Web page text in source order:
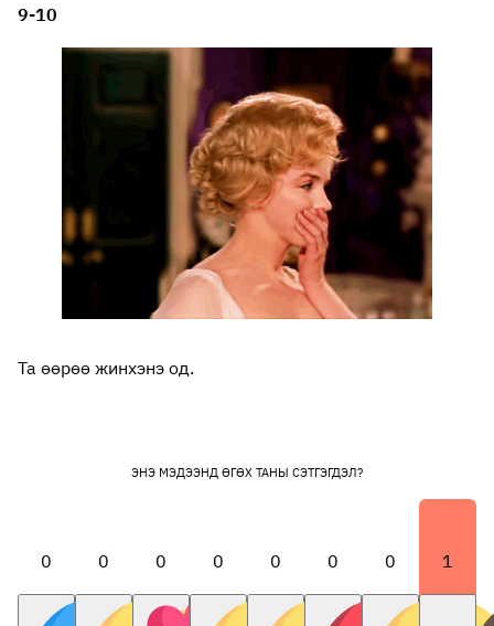
9-10
Та өөрөө жинхэнэ од.
ЭНЭ МЭДЭЭНД ӨГӨХ ТАНЫ СЭТГЭГДЭЛ?
0 0 0 0 0 0 0 1